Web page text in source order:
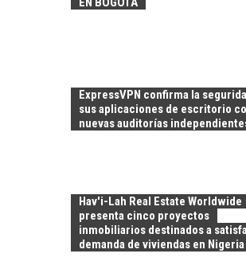
ExpressVPN confirma la
sus aplicaciones de escritorio
nuevas auditorías
Hav'i-Lah Real Estate Worldwide
presenta cinco proyectos
inmobiliarios destinados a
demanda de viviendas en Nigeria
ALLÁ DEL CRÉDITO
BANCARIO
crédito…
DIGITALES
EXPORTADOS DESDE
CHILE
El auge de las